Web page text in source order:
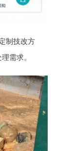
制技改方
需求。